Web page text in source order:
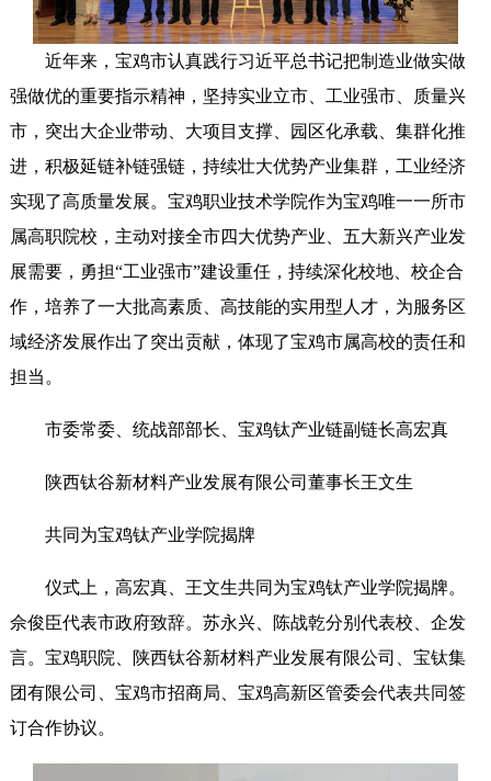
近年来，宝鸡市认真践行习近平总书记把制造业做实做
强做优的重要指示精神，坚持实业立市、工业强市、质量兴
市，突出大企业带动、大项目支撑、园区化承载、集群化推
进，积极延链补链强链，持续壮大优势产业集群，工业经济
实现了高质量发展。宝鸡职业技术学院作为宝鸡唯一一所市
属高职院校，主动对接全市四大优势产业、五大新兴产业发
展需要，勇担“工业强市”建设重任，持续深化校地、校企合
作，培养了一大批高素质、高技能的实用型人才，为服务区
域经济发展作出了突出贡献，体现了宝鸡市属高校的责任和
担当。
市委常委、统战部部长、宝鸡钛产业链副链长高宏真
陕西钛谷新材料产业发展有限公司董事长王文生
共同为宝鸡钛产业学院揭牌
仪式上，高宏真、王文生共同为宝鸡钛产业学院揭牌。
佘俊臣代表市政府致辞。苏永兴、陈战乾分别代表校、企发
言。宝鸡职院、陕西钛谷新材料产业发展有限公司、宝钛集
团有限公司、宝鸡市招商局、宝鸡高新区管委会代表共同签
订合作协议。